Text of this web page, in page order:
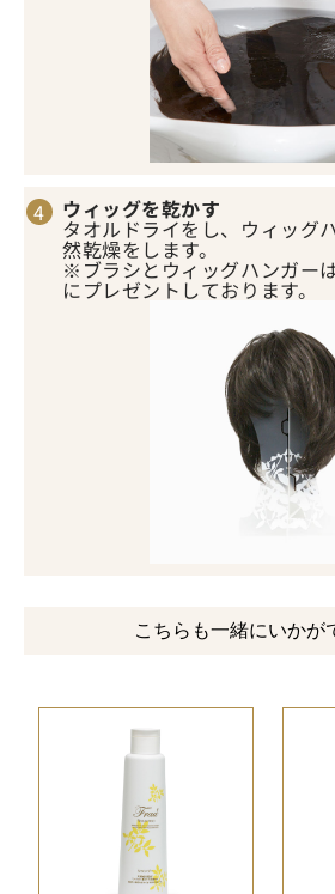
ウィッグを乾かす
タオルドライをし、ウィッグ
然乾燥をします。
※ブラシとウィッグハンガー
にプレゼントしております。
こちらも一緒にいかが